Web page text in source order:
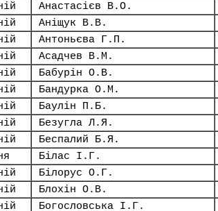
Анастасієв В.О.
Аніщук В.В.
Антоньєва Г.П.
Асадчев В.М.
Бабурін О.В.
Бандурка О.М.
Баулін П.Б.
Безугла Л.Я.
Беспалий Б.Я.
Білас І.Г.
Білорус О.Г.
Блохін О.В.
Богословська І.Г.